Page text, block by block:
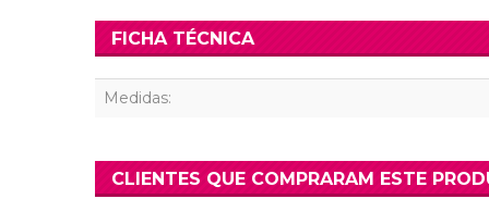
FICHA TÉCNICA
Medidas:
CLIENTES QUE COMPRARAM ESTE